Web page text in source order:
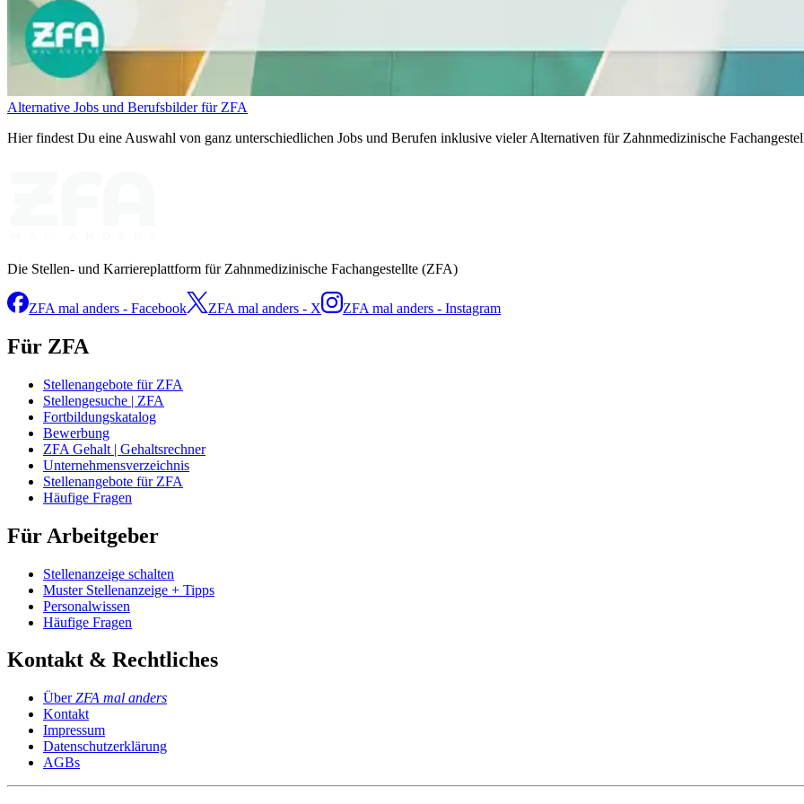
Alternative Jobs und Berufsbilder für ZFA
Hier findest Du eine Auswahl von ganz unterschiedlichen Jobs und Berufen inklusive vieler Alternativen für Zahnmedizinische
Die Stellen- und Karriereplattform für Zahnmedizinische Fachangestellte (ZFA)
ZFA mal anders - Facebook ZFA mal anders - X ZFA mal anders - Instagram
Für ZFA
Stellenangebote für ZFA
Stellengesuche | ZFA
Fortbildungskatalog
Bewerbung
ZFA Gehalt | Gehaltsrechner
Unternehmensverzeichnis
Stellenangebote für ZFA
Häufige Fragen
Für Arbeitgeber
Stellenanzeige schalten
Muster Stellenanzeige + Tipps
Personalwissen
Häufige Fragen
Kontakt & Rechtliches
ÜberZFA mal anders
Kontakt
Impressum
Datenschutzerklärung
AGBs